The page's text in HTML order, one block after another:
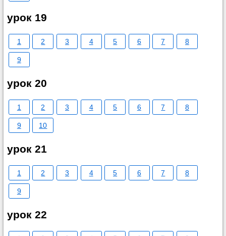
урок 19
1 2 3 4 5 6 7 8
9
урок 20
1 2 3 4 5 6 7 8
9 10
урок 21
1 2 3 4 5 6 7 8
9
урок 22